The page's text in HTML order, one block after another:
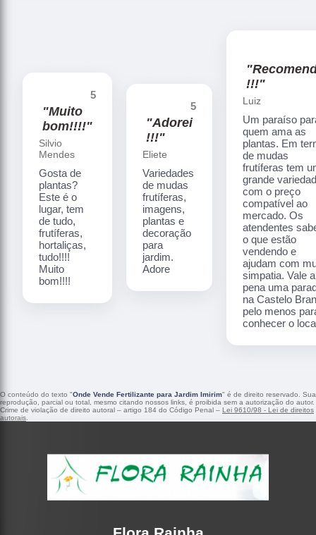
5
"Muito
bom!!!!"
Silvio
Mendes
Gosta de
plantas?
Este é o
lugar, tem
de tudo,
frutíferas,
hortaliças,
tudo!!!!
Muito
bom!!!!
5
"Adorei
!!!"
Eliete
Variedades
de mudas
frutíferas,
imagens,
plantas e
decoração
para
jardim.
Adore
!!!"
Luiz
Um paraíso
quem ama as
plantas. Em
de mudas
frutíferas tem
grande
com o preço
compatível ao
mercado. Os
atendentes
o que estão
vendendo e
ajudam com
simpatia. Vale a
pena uma
na Castelo
pelo menos
conhecer o
O conteúdo do texto "Onde Vende Fertilizante para Jardim Imirim" é de direito reservado. Sua
reprodução, parcial ou total, mesmo citando nossos links, é proibida sem a autorização do autor.
Crime de violação de direito autoral – artigo 184 do Código Penal – Lei 9610/98 - Lei de direitos
autorais